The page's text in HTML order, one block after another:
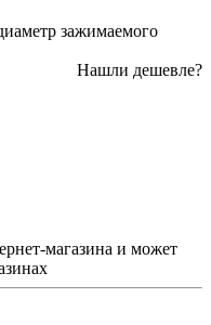
зажимаемого
Нашли дешевле?
магазина и может